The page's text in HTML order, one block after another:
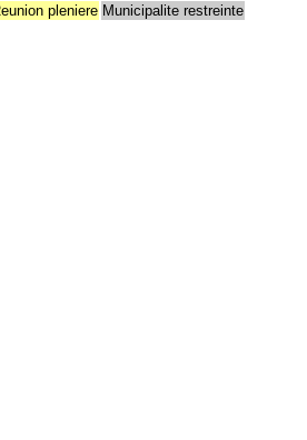
pleniere Municipalite restreinte